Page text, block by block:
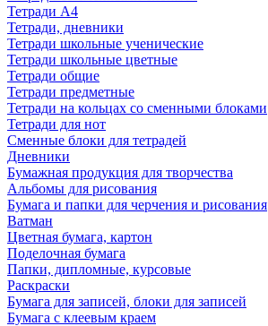
Тетради А4
Тетради, дневники
Тетради школьные ученические
Тетради школьные цветные
Тетради общие
Тетради предметные
Тетради на кольцах со сменными блоками
Тетради для нот
Сменные блоки для тетрадей
Дневники
Бумажная продукция для творчества
Альбомы для рисования
Бумага и папки для черчения и рисования
Ватман
Цветная бумага, картон
Поделочная бумага
Папки, дипломные, курсовые
Раскраски
Бумага для записей, блоки для записей
Бумага с клеевым краем